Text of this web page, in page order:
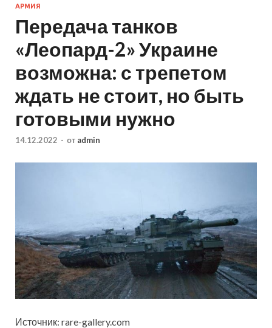
АРМИЯ
Передача танков
«Леопард-2» Украине
возможна: с трепетом
ждать не стоит, но быть
готовыми нужно
14.12.2022 - от admin
Источник: rare-gallery.com